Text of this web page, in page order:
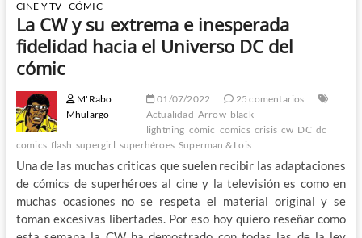
CINE Y TV CÓMIC
La CW y su extrema e inesperada
fidelidad hacia el Universo DC del
cómic
M'Rabo
Mhulargo
01/07/2022
25 comentarios
Actualidad Arrow black
lightning cómic comics crisis cw DC dc
comics flash supergirl superhéroes Superman & Lois
Una de las muchas criticas que suelen recibir las adaptaciones
de cómics de superhéroes al cine y la televisión es como en
muchas ocasiones no se respeta el material original y se
toman excesivas libertades. Por eso hoy quiero reseñar como